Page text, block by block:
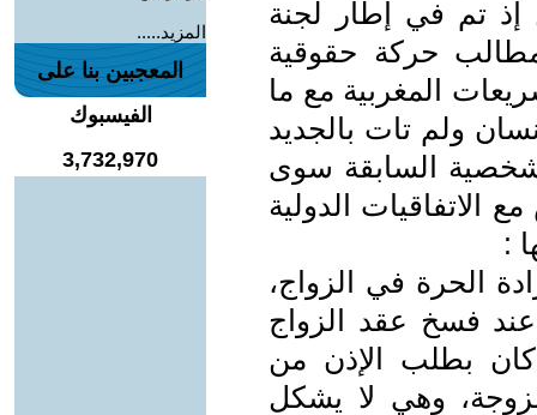
إذ تم في إطار لجنة
حركة حقوقية
المغربية مع ما
ولم تات بالجديد
السابقة سوى
الاتفاقيات الدولية
:
الحرة في الزواج،
فسخ عقد الزواج
بطلب الإذن من
وهي لا يشكل
المزيد.....
المعجبين بنا على
الفيسبوك
3,732,970